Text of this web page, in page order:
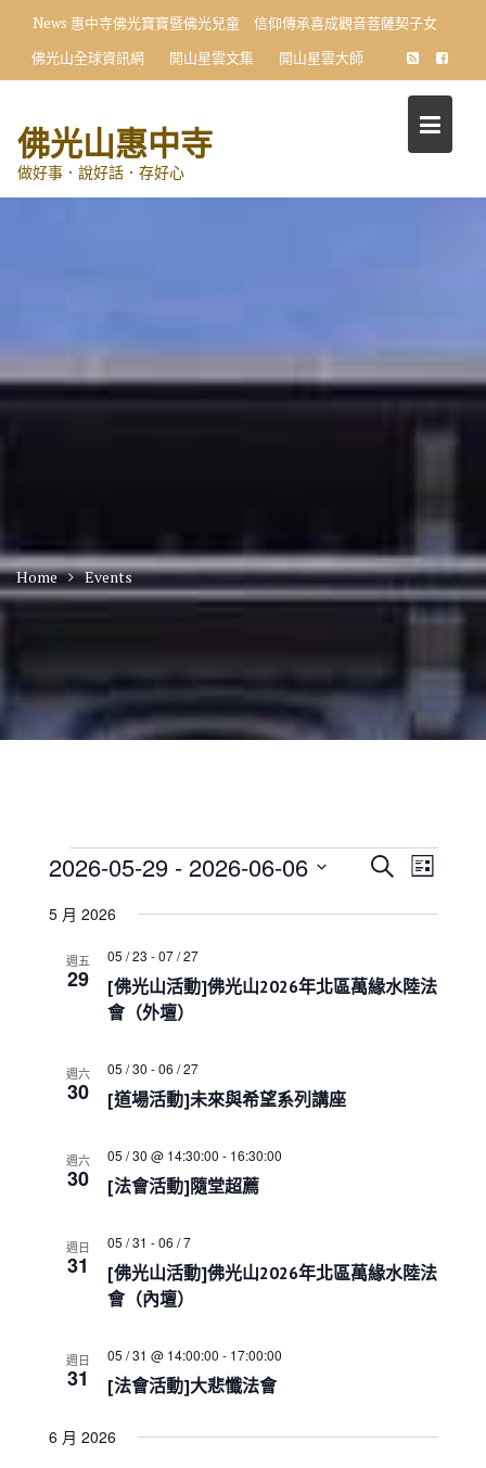
content
News 惠中寺佛光寶寶暨佛光兒童 信仰傳承喜成觀音菩薩契子女
佛光山全球資訊網
開山星雲文集 開山星雲大師
佛光山惠中寺
做好事．說好話．存好心
Home Events
Events
E
e
s
S
e
w
g
S
a
h
E
v
n
i
L
2026-05-29 - 2026-06-06
e
5 月 2026
週五
29
[佛光山活動]佛光山2026年北區萬緣水陸法
會（外壇）
05 / 23 -07 / 27
週六
30 [道場活動]未來與希望系列講座
05 / 30 -06 / 27
週六
30 [法會活動]隨堂超薦
05 / 30 @ 14:30:00 - 16:30:00
週日
31
[佛光山活動]佛光山2026年北區萬緣水陸法
會（內壇）
05 / 31 -06 / 7
週日
31 [法會活動]大悲懺法會
05 / 31 @ 14:00:00 - 17:00:00
6 月 2026